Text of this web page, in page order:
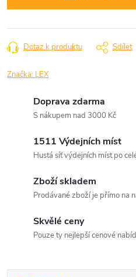
Dotaz k produktu Sdílet
Značka: LEX
Doprava zdarma
S nákupem nad 3000 Kč
1511 Výdejních míst
Hustá síť výdejních míst po
Zboží skladem
Prodávané zboží je přímo na
Skvělé ceny
Pouze ty nejlepší cenové